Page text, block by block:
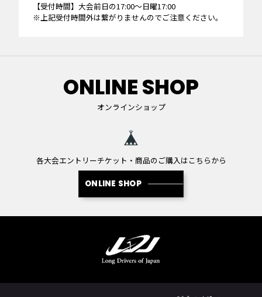
【受付時間】大会前日の17:00～日曜17:00
※上記受付時間外は繋がりませんのでご注意ください。
ONLINE SHOP
オンラインショップ
各大会エントリーチケット・商品のご購入はこちらから
ONLINE SHOP